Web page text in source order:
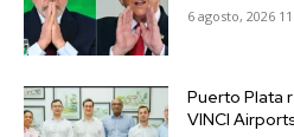
6 agosto, 2026
Puerto Plata
VINCI